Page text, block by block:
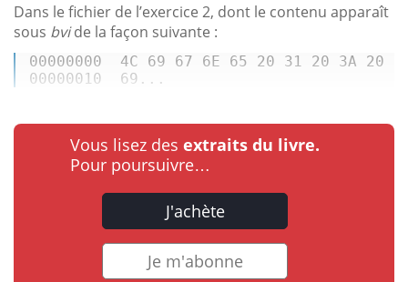
Dans le fichier de l’exercice 2, dont le contenu apparaît
sous bvide la façon suivante :
00000000
4C 69 67 6E 65 20 31 20 3A 20
00000010
69 ...
Vous lisez des extraits du livre.
Pour poursuivre…
J'achète
Je m'abonne